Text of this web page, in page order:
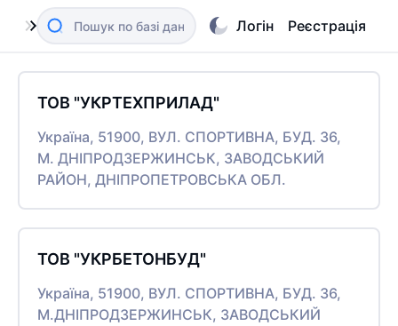
Логін Реєстрація
ТОВ "УКРТЕХПРИЛАД"
Україна, 51900, ВУЛ. СПОРТИВНА, БУД. 36,
М. ДНІПРОДЗЕРЖИНСЬК, ЗАВОДСЬКИЙ
РАЙОН, ДНІПРОПЕТРОВСЬКА ОБЛ.
ТОВ "УКРБЕТОНБУД"
Україна, 51900, ВУЛ. СПОРТИВНА, БУД. 36,
М.ДНІПРОДЗЕРЖИНСЬК, ЗАВОДСЬКИЙ